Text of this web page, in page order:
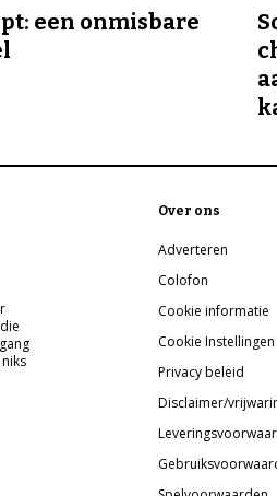
een onmisbare
Over ons
Adverteren
Colofon
Cookie informatie
Cookie Instellingen
Privacy beleid
Disclaimer/